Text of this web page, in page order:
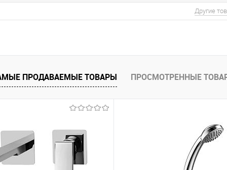
Другие
ПРОДАВАЕМЫЕ ТОВАРЫ ПРОСМОТРЕННЫЕ